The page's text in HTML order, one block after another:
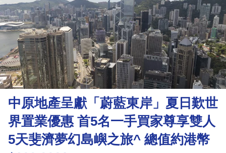
題
投
資
樓
市
理
財
商
業
中原地產呈獻「蔚藍東岸」夏日歎世
界置業優惠 首5名一手買家尊享雙人
5天斐濟夢幻島嶼之旅^ 總值約港幣